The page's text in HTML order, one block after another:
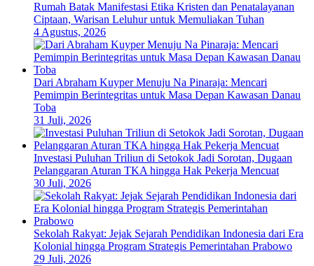
Rumah Batak Manifestasi Etika Kristen dan Penatalayanan
Ciptaan, Warisan Leluhur untuk Memuliakan Tuhan
4 Agustus, 2026
Dari Abraham Kuyper Menuju Na Pinaraja: Mencari
Pemimpin Berintegritas untuk Masa Depan Kawasan Danau
Toba
31 Juli, 2026
Investasi Puluhan Triliun di Setokok Jadi Sorotan, Dugaan
Pelanggaran Aturan TKA hingga Hak Pekerja Mencuat
30 Juli, 2026
Sekolah Rakyat: Jejak Sejarah Pendidikan Indonesia dari Era
Kolonial hingga Program Strategis Pemerintahan Prabowo
29 Juli, 2026